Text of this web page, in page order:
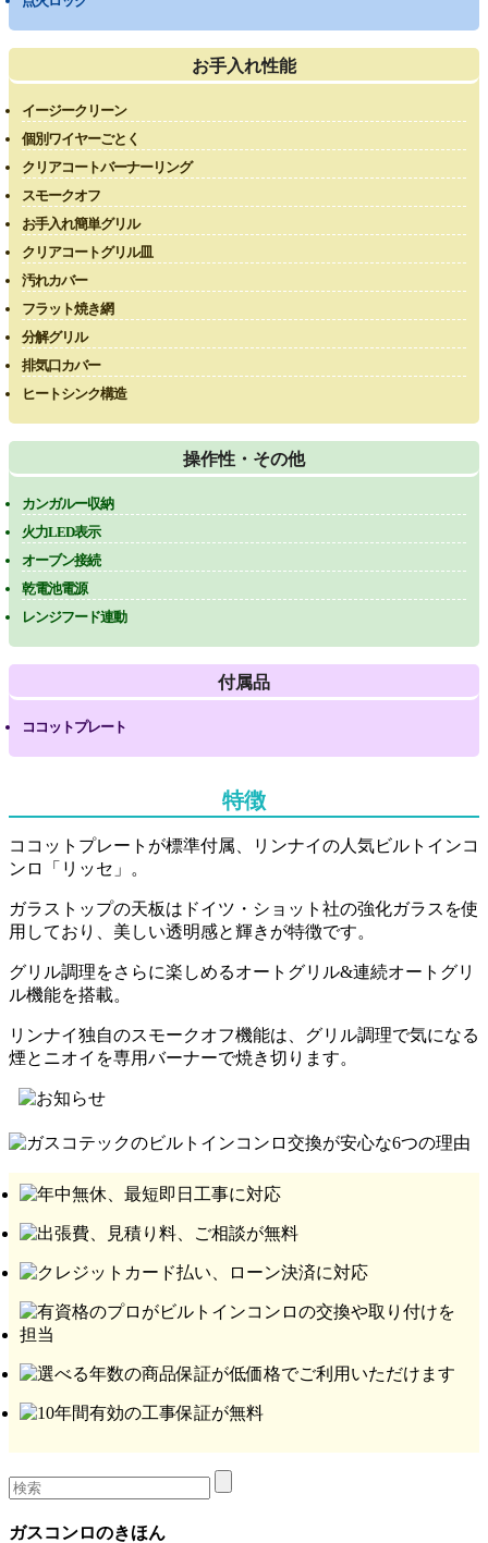
お手入れ性能
イージークリーン
個別ワイヤーごとく
クリアコートバーナーリング
スモークオフ
お手入れ簡単グリル
クリアコートグリル皿
汚れカバー
フラット焼き網
分解グリル
排気口カバー
ヒートシンク構造
操作性・その他
カンガルー収納
火力LED表示
オーブン接続
乾電池電源
レンジフード連動
付属品
ココットプレート
特徴
ココットプレートが標準付属、リンナイの人気ビルトインコ
ンロ「リッセ」。
ガラストップの天板はドイツ・ショット社の強化ガラスを使
用しており、美しい透明感と輝きが特徴です。
グリル調理をさらに楽しめるオートグリル&連続オートグリ
ル機能を搭載。
リンナイ独自のスモークオフ機能は、グリル調理で気になる
煙とニオイを専用バーナーで焼き切ります。
ガスコンロのきほん